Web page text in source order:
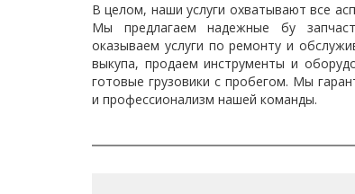
В целом, наши услуги охватывают все
Мы предлагаем надежные бу
оказываем услуги по ремонту и
выкупа, продаем инструменты и
готовые грузовики с пробегом. Мы
и профессионализм нашей команды.